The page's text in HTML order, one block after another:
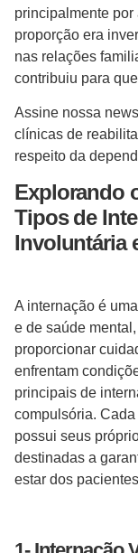
principalmente por
proporção era
nas relações
contribuiu para
Assine nossa
clínicas de
respeito da
Explorando
Tipos de
Involuntária
A internação é
e de saúde
proporcionar
enfrentam
principais de
compulsória.
possui seus
destinadas a
estar dos